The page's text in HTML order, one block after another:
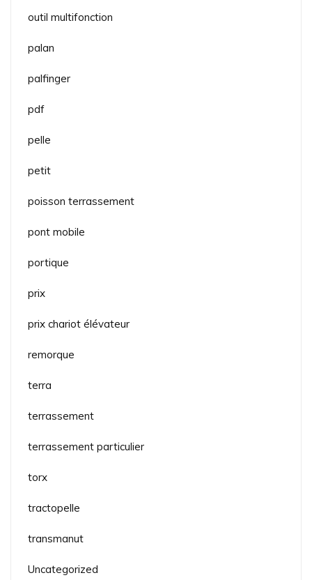
outil multifonction
palan
palfinger
pdf
pelle
petit
poisson terrassement
pont mobile
portique
prix
prix chariot élévateur
remorque
terra
terrassement
terrassement particulier
torx
tractopelle
transmanut
Uncategorized